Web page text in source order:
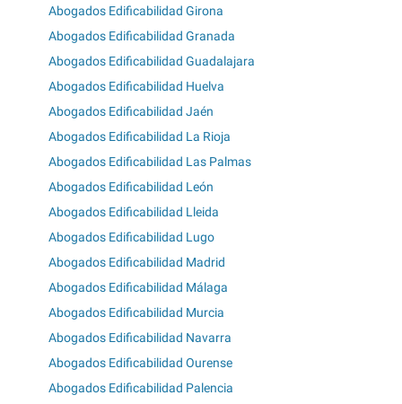
Abogados Edificabilidad Girona
Abogados Edificabilidad Granada
Abogados Edificabilidad Guadalajara
Abogados Edificabilidad Huelva
Abogados Edificabilidad Jaén
Abogados Edificabilidad La Rioja
Abogados Edificabilidad Las Palmas
Abogados Edificabilidad León
Abogados Edificabilidad Lleida
Abogados Edificabilidad Lugo
Abogados Edificabilidad Madrid
Abogados Edificabilidad Málaga
Abogados Edificabilidad Murcia
Abogados Edificabilidad Navarra
Abogados Edificabilidad Ourense
Abogados Edificabilidad Palencia